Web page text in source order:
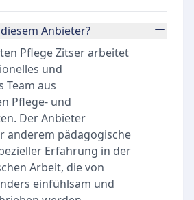
Anbieter?
Pflege Zitser arbeitet
und
Team aus
Pflege- und
Der Anbieter
anderem pädagogische
Erfahrung in der
Arbeit, die von
einfühlsam und